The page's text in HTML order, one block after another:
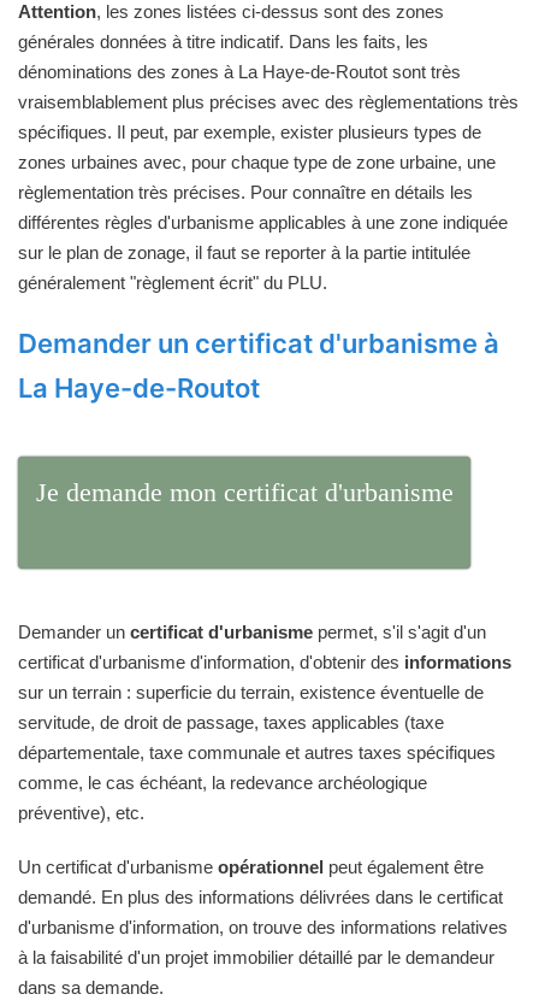
Attention, les zones listées ci-dessus sont des zones
générales données à titre indicatif. Dans les faits, les
dénominations des zones à La Haye-de-Routot sont très
vraisemblablement plus précises avec des règlementations très
spécifiques. Il peut, par exemple, exister plusieurs types de
zones urbaines avec, pour chaque type de zone urbaine, une
règlementation très précises. Pour connaître en détails les
différentes règles d'urbanisme applicables à une zone indiquée
sur le plan de zonage, il faut se reporter à la partie intitulée
généralement "règlement écrit" du PLU.
Demander un certificat d'urbanisme à
La Haye-de-Routot
Je demande mon certificat d'urbanisme
Demander un certificat d'urbanisme permet, s'il s'agit d'un
certificat d'urbanisme d'information, d'obtenir des informations
sur un terrain : superficie du terrain, existence éventuelle de
servitude, de droit de passage, taxes applicables (taxe
départementale, taxe communale et autres taxes spécifiques
comme, le cas échéant, la redevance archéologique
préventive), etc.
Un certificat d'urbanisme opérationnel peut également être
demandé. En plus des informations délivrées dans le certificat
d'urbanisme d'information, on trouve des informations relatives
à la faisabilité d'un projet immobilier détaillé par le demandeur
dans sa demande.